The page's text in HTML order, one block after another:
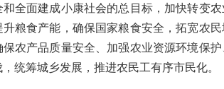
和全面建成小康社会的总目标，加快转变
升粮食产能，确保国家粮食安全，拓宽农
保农产品质量安全、加强农业资源环境保
统筹城乡发展，推进农民工有序市民化。